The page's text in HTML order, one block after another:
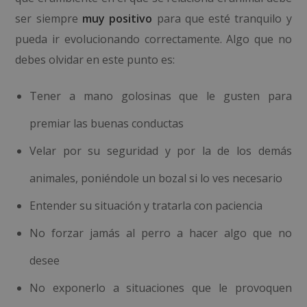
ser siempre muy positivo para que esté tranquilo y
pueda ir evolucionando correctamente. Algo que no
debes olvidar en este punto es:
Tener a mano golosinas que le gusten para
premiar las buenas conductas
Velar por su seguridad y por la de los demás
animales, poniéndole un bozal si lo ves necesario
Entender su situación y tratarla con paciencia
No forzar jamás al perro a hacer algo que no
desee
No exponerlo a situaciones que le provoquen